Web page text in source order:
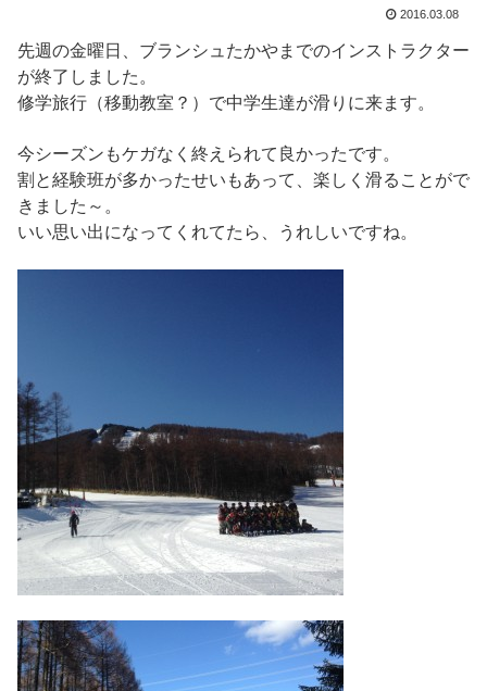
2016.03.08
先週の金曜日、ブランシュたかやまでのインストラクター
が終了しました。
修学旅行（移動教室？）で中学生達が滑りに来ます。
今シーズンもケガなく終えられて良かったです。
割と経験班が多かったせいもあって、楽しく滑ることがで
きました～。
いい思い出になってくれてたら、うれしいですね。